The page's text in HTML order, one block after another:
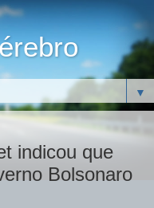
▼
indicou que
Bolsonaro